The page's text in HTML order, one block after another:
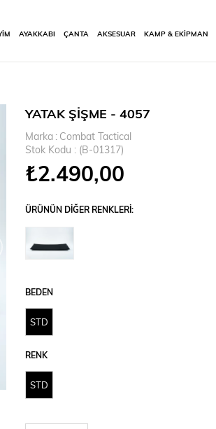
AYAKKABI ÇANTA AKSESUAR KAMP & EKİPMAN
YATAK ŞİŞME - 4057
Marka : Combat Tactical
Stok Kodu
(B-01317)
₺2.490,00
ÜRÜNÜN DIĞER RENKLERI:
BEDEN
STD
RENK
STD